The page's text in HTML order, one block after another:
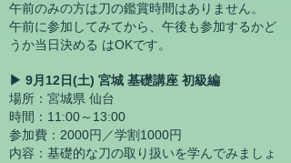
午前のみの方は刀の鑑賞時間はありません。
​午前に参加してみてから、午後も参加するかど
うか当日決める はOKです。
▶ 9月12日(土) 宮城 基礎講座 初級編
場所：宮城県 仙台
時間：11:00～13:00
参加費：2000円／学割1000円
内容：基礎的な刀の取り扱いを学んでみましょ